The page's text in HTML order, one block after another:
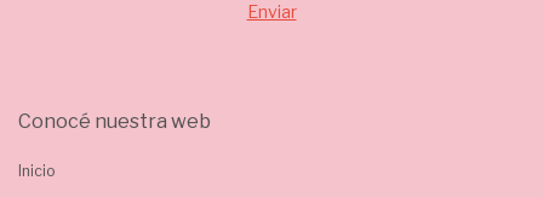
Conocé nuestra web
Inicio